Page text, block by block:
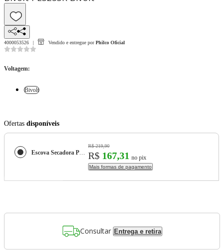
4000053526 Vendido e entregue por Philco Oficial
Voltagem:
Bivolt
Ofertas disponíveis
Escova Secadora Philco Advance 4 em 1 1300W Bivolt PES25SR
R$ 219,90
R$ 167,31 no pix
Mais formas de pagamento
Consultar Entrega e retira